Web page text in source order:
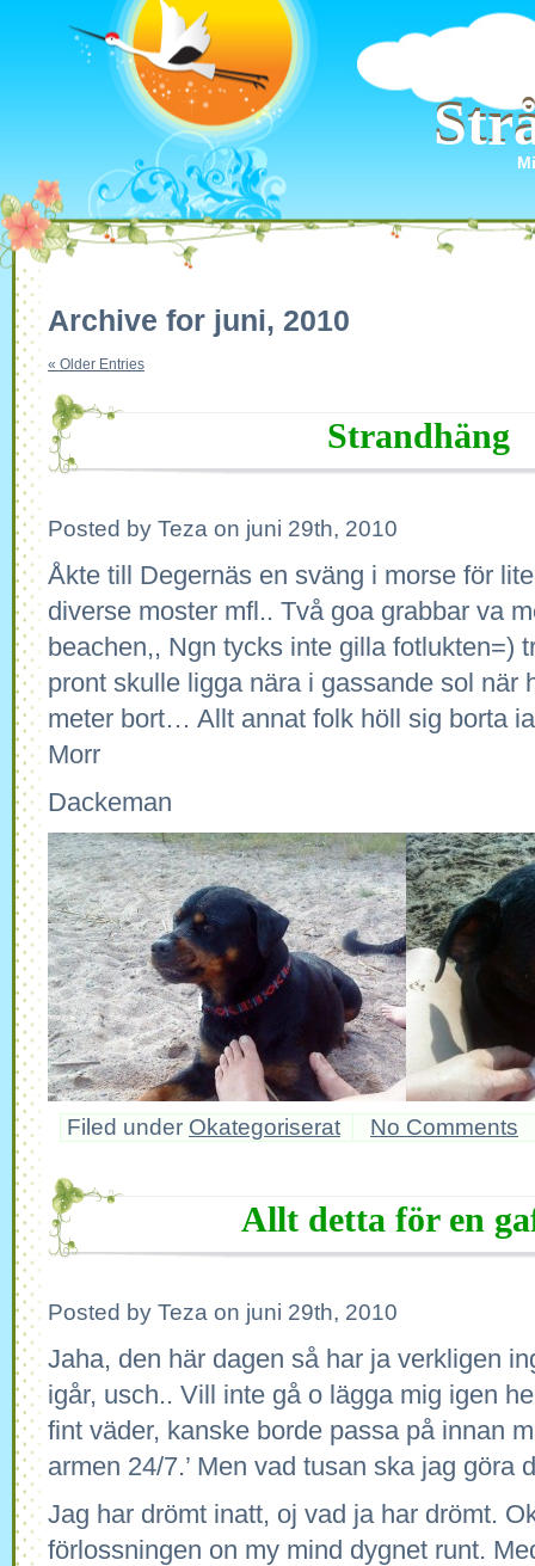
Archive for juni, 2010
« Older Entries
Strandhäng
Posted by Teza on juni 29th, 2010
Åkte till Degernäs en sväng i morse för
diverse moster mfl.. Två goa grabbar va
beachen,, Ngn tycks inte gilla fotlukten=)
pront skulle ligga nära i gassande sol när
meter bort… Allt annat folk höll sig borta
Morr
Dackeman
Filed under Okategoriserat No Comments
Allt detta för en
Posted by Teza on juni 29th, 2010
Jaha, den här dagen så har ja verkligen
igår, usch.. Vill inte gå o lägga mig igen
fint väder, kanske borde passa på innan
armen 24/7.’ Men vad tusan ska jag göra
Jag har drömt inatt, oj vad ja har drömt.
förlossningen on my mind dygnet runt.